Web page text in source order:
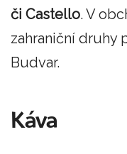
či Castello. V
zahraniční druhy
Budvar.
Káva